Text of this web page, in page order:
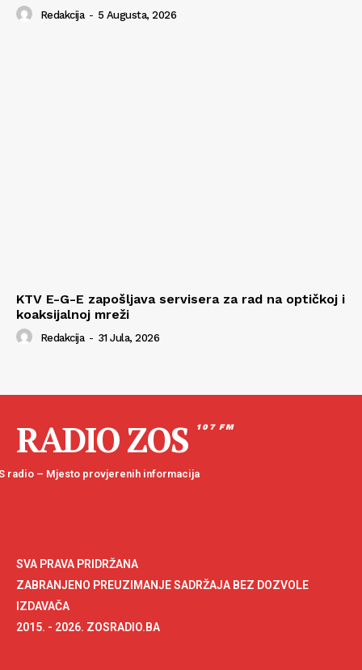
Redakcija - 5 Augusta, 2026
KTV E-G-E zapošljava servisera za rad na optičkoj i
koaksijalnoj mreži
Redakcija - 31 Jula, 2026
RADIO ZOS 107 FM
radio – Mjesto provjerenih informacija
SVA PRAVA PRIDRŽANA
ZABRANJENO PREUZIMANJE SADRŽAJA BEZ DOZVOLE
IZDAVAČA
2015. - 2026. ZOSRADIO.BA